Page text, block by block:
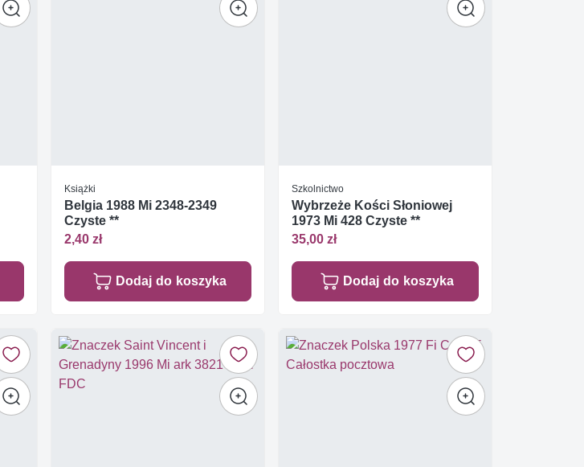
Książki
Belgia 1988 Mi 2348-2349
Czyste **
2,40 zł
Dodaj do koszyka
Szkolnictwo
Wybrzeże Kości Słoniowej
1973 Mi 428 Czyste **
35,00 zł
Dodaj do koszyka